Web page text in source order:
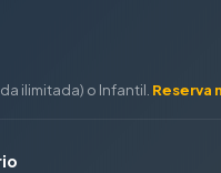
ilimitada) o Infantil. Reserva